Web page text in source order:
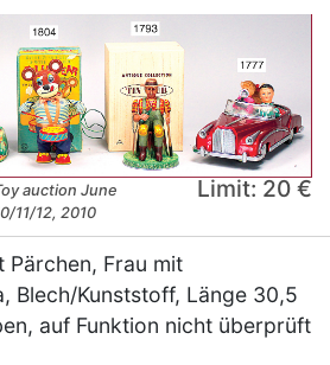
auction June
11/12, 2010
Limit: 20 €
Frau mit
Blech/Kunststoff, Länge 30,5
auf Funktion nicht überprüft